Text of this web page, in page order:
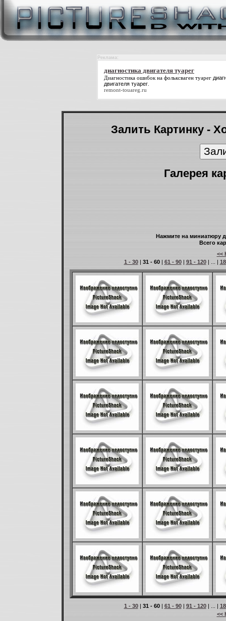
Реклама:
диагностика двигателя туарег
Диагностика ошибок на фольксваген туарег
двигателя туарег
remont-touareg.ru
Залить Картинку -
Галерея
Нажмите на миниатюру
Всего
<<
1 - 30| 31 - 60| 61 - 90| 91 - 120| ... |
1 - 30| 31 - 60| 61 - 90| 91 - 120| ... |
<<